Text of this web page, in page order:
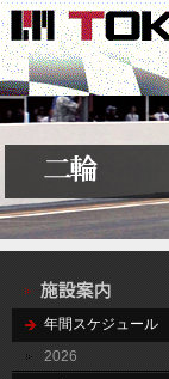
年間スケジュール
2026